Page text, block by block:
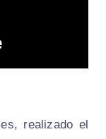
realizado el